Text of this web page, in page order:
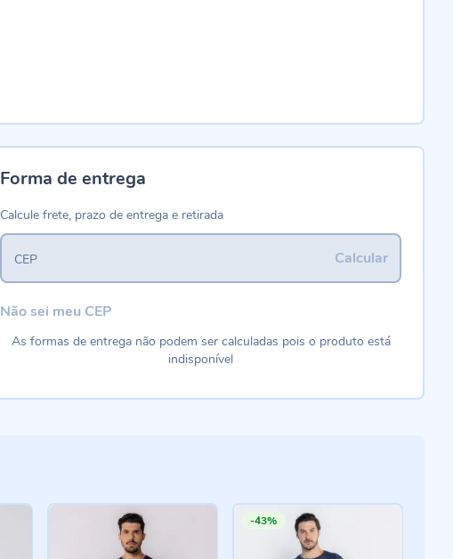
Forma de entrega
Calcule frete, prazo de entrega e retirada
Calcular
CEP
Não sei meu CEP
As formas de entrega não podem ser calculadas pois o produto está
indisponível
-43%